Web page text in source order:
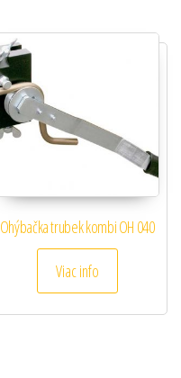
Ohýbačka trubek kombi OH 040
Viac info